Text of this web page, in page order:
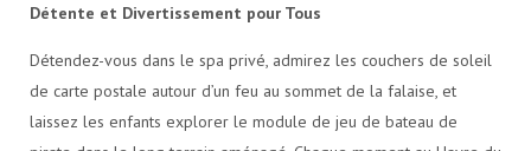
Détente et Divertissement pour Tous
Détendez-vous dans le spa privé, admirez les couchers de soleil
de carte postale autour d’un feu au sommet de la falaise, et
laissez les enfants explorer le module de jeu de bateau de